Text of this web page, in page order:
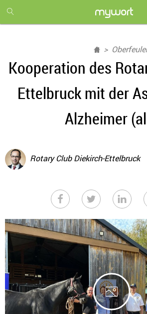
month
free
Kooperation des
Ettelbruck mit der
Alzheimer
Rotary Club Diekirch-Ettelbruck